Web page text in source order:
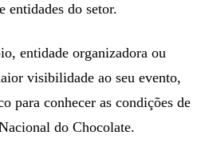
entidades do setor.
entidade organizadora ou
visibilidade ao seu evento,
para conhecer as condições de
do Chocolate.